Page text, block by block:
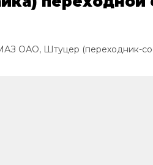
ОАО, Штуцер (переходник-